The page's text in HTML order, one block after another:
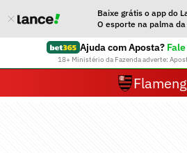
Baixe grátis o app do
O esporte na palma
Ajuda com Aposta?
18+ Ministério da Fazenda adverte: